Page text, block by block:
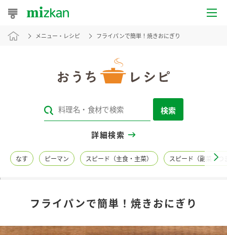
おうちレシピ
レシピカテゴリ一覧
レシピ名特集
商品情報
メニュー・レシピ フライパンで簡単！焼きおにぎり
検索
詳細検索
なす ピーマン スピード（主食・主菜） スピード（副菜・つ
フライパンで簡単！焼きおにぎり